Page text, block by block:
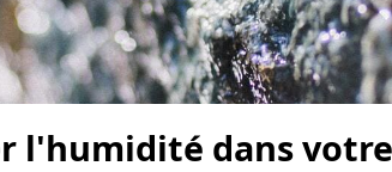
l'humidité dans